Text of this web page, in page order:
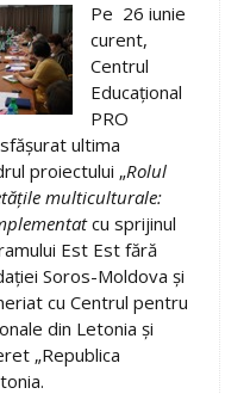
Pe 26 iunie
curent,
Centrul
Educaţional
PRO
ultima
proiectului „Rolul
multiculturale:
cu sprijinul
Est Est fără
Soros-Moldova şi
cu Centrul pentru
din Letonia şi
„Republica